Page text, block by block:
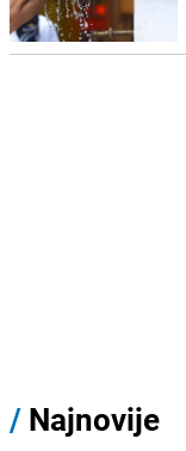
/ Najnovije